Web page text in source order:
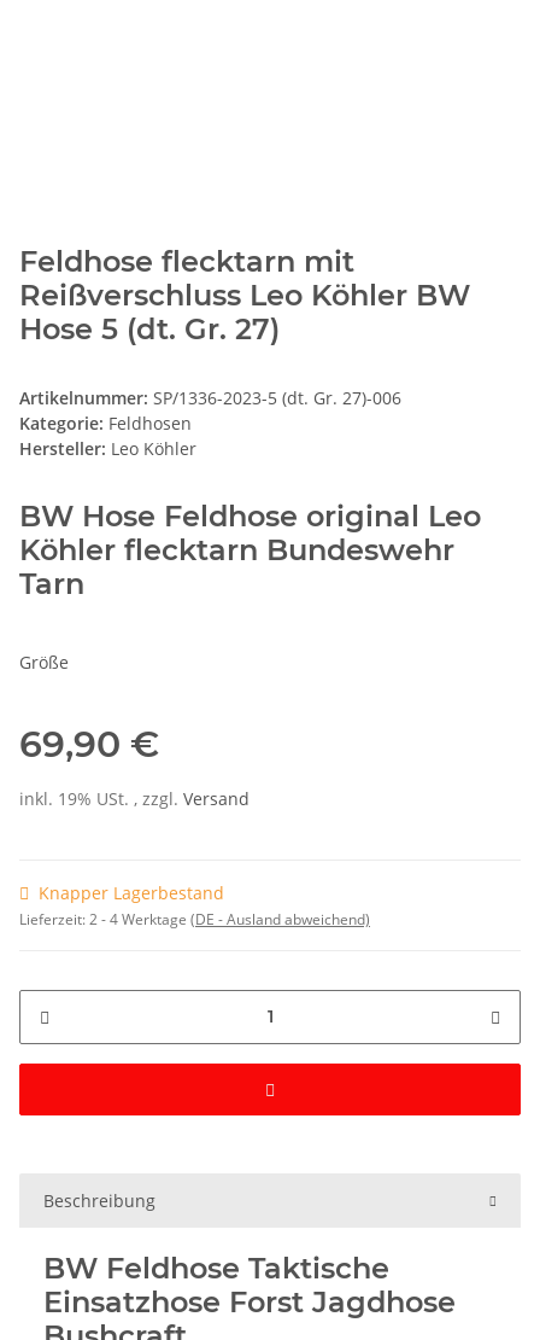
Feldhose flecktarn mit
Reißverschluss Leo Köhler BW
Hose 5 (dt. Gr. 27)
Artikelnummer: SP/1336-2023-5 (dt. Gr. 27)-006
Kategorie: Feldhosen
Hersteller: Leo Köhler
BW Hose Feldhose original Leo
Köhler flecktarn Bundeswehr
Tarn
Größe
69,90 €
inkl. 19% USt. , zzgl. Versand
Knapper Lagerbestand
Lieferzeit:2 - 4 Werktage (DE - Ausland abweichend)
Beschreibung
BW Feldhose Taktische
Einsatzhose Forst Jagdhose